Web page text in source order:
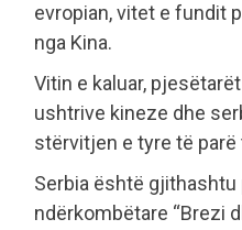
evropian, vitet e fundit
nga Kina.
Vitin e kaluar,
ushtrive kineze dhe
stërvitjen e tyre të
Serbia është
ndërkombëtare “Brezi